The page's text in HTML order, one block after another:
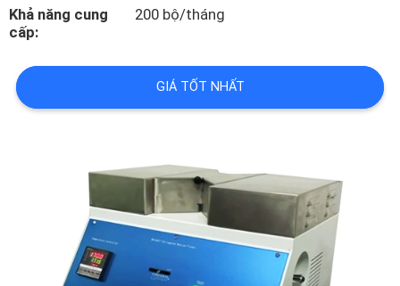
KIỂM
SOÁT
CHẤT
CHÚNG
Khả năng cung
cấp:
200 bộ/tháng
GIÁ TỐT NHẤT